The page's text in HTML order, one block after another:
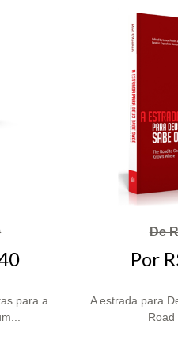
para a
De
Por
A estrada para
Road